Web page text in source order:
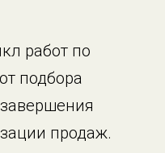
работ по
подбора
продаж.